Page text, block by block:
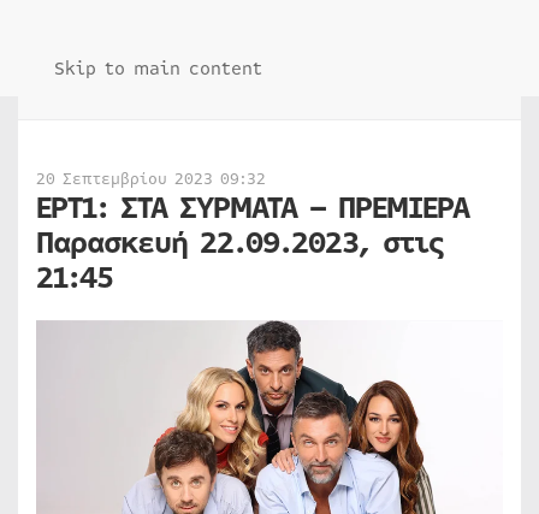
Skip to main content
20 Σεπτεμβρίου 2023 09:32
ΕΡΤ1: ΣΤΑ ΣΥΡΜΑΤΑ – ΠΡΕΜΙΕΡΑ
Παρασκευή 22.09.2023, στις
21:45